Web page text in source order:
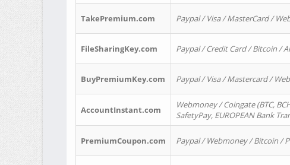
TakePremium.com Paypal / Visa / MasterCard /
FileSharingKey.com Paypal / Credit Card / Bitcoin /
BuyPremiumKey.com Paypal / Visa / Mastercard /
AccountInstant.com
Webmoney / Coingate (BTC,
SafetyPay, EUROPEAN Bank
PremiumCoupon.com Paypal / Webmoney / Bitcoin /